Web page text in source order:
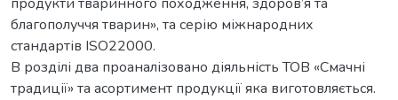
благополуччя тварин», та серію міжнародних
стандартів ISO22000.
В розділі два проаналізовано діяльність ТОВ «Смачні
традиції» та асортимент продукції яка виготовляється.